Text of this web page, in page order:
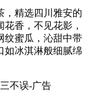
，精选四川雅安的
香，不见花影，
纹蜜瓜，沁甜中带
如冰淇淋般细腻绵